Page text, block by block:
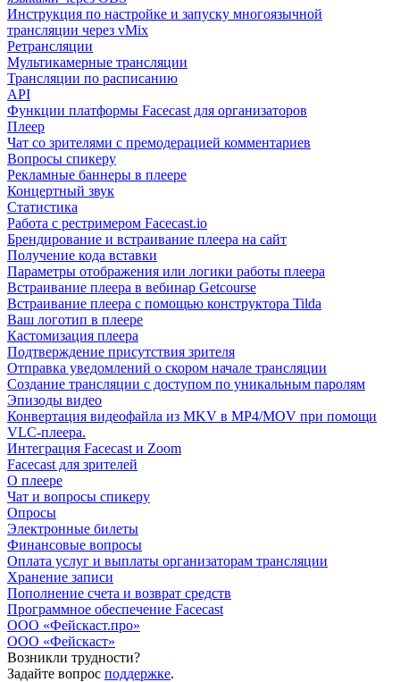
Инструкция по настройке и запуску многоязычной
трансляции через vMix
Ретрансляции
Мультикамерные трансляции
Трансляции по расписанию
API
Функции платформы Facecast для организаторов
Плеер
Чат со зрителями с премодерацией комментариев
Вопросы спикеру
Рекламные баннеры в плеере
Концертный звук
Статистика
Работа с рестримером Facecast.io
Брендирование и встраивание плеера на сайт
Получение кода вставки
Параметры отображения или логики работы плеера
Встраивание плеера в вебинар Getcourse
Встраивание плеера с помощью конструктора Tilda
Ваш логотип в плеере
Кастомизация плеера
Подтверждение присутствия зрителя
Отправка уведомлений о скором начале трансляции
Создание трансляции с доступом по уникальным паролям
Эпизоды видео
Конвертация видеофайла из MKV в MP4/MOV при помощи
VLC-плеера.
Интеграция Facecast и Zoom
Facecast для зрителей
О плеере
Чат и вопросы спикеру
Опросы
Электронные билеты
Финансовые вопросы
Оплата услуг и выплаты организаторам трансляции
Хранение записи
Пополнение счета и возврат средств
Программное обеспечение Facecast
ООО «Фейскаст.про»
ООО «Фейскаст»
Возникли трудности?
Задайте вопрос поддержке.